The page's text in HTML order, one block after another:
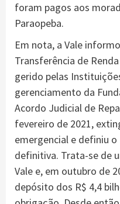
foram pagos aos
Paraopeba.
Em nota, a Vale
Transferência de
gerido pelas
gerenciamento da
Acordo Judicial de
fevereiro de 2021,
emergencial e definiu
definitiva. Trata-se de
Vale e, em outubro de
depósito dos R$ 4,4